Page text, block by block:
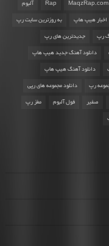
MaqzRap.com
Rap آلبوم
اخبار هیپ هاپ به روزترین سایت رپ
رپ جدیدترین های رپ
دانلود آهنگ جدید هیپ هاپ
دانلود آهنگ هیپ هاپ
رپ دانلود مجموعه های رپی
صفیر فول آلبوم مغز رپ